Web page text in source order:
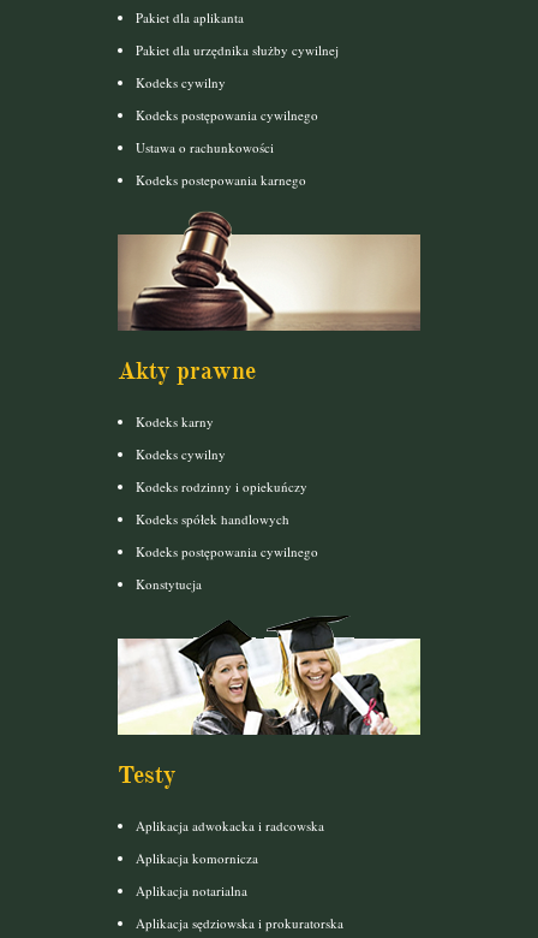
Pakiet dla aplikanta
Pakiet dla urzędnika służby cywilnej
Kodeks cywilny
Kodeks postępowania cywilnego
Ustawa o rachunkowości
Kodeks postepowania karnego
Akty prawne
Kodeks karny
Kodeks cywilny
Kodeks rodzinny i opiekuńczy
Kodeks spółek handlowych
Kodeks postępowania cywilnego
Konstytucja
Testy
Aplikacja adwokacka i radcowska
Aplikacja komornicza
Aplikacja notarialna
Aplikacja sędziowska i prokuratorska